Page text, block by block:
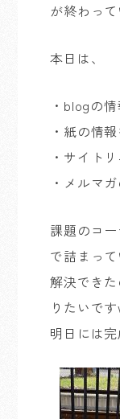
が終わっ
本日は、
・blogの
・紙の情
・サイト
・メルマ
課題のコ
で詰まっ
解決でき
りたいで
明日には